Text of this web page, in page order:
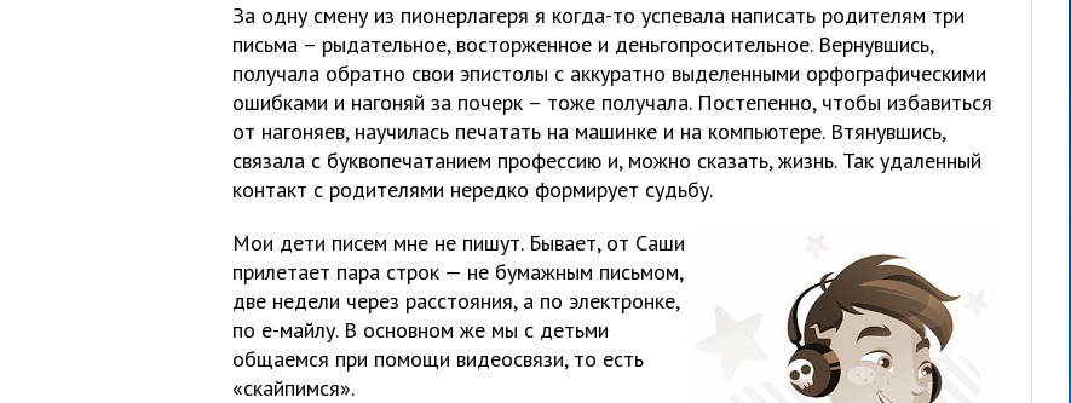
За одну смену из пионерлагеря я когда-то успевала написать родителям три
письма – рыдательное, восторженное и деньгопросительное. Вернувшись,
получала обратно свои эпистолы с аккуратно выделенными орфографическими
ошибками и нагоняй за почерк – тоже получала. Постепенно, чтобы избавиться
от нагоняев, научилась печатать на машинке и на компьютере. Втянувшись,
связала с буквопечатанием профессию и, можно сказать, жизнь. Так удаленный
контакт с родителями нередко формирует судьбу.
Мои дети писем мне не пишут. Бывает, от Саши
прилетает пара строк — не бумажным письмом,
две недели через расстояния, а по электронке,
по е-майлу. В основном же мы с детьми
общаемся при помощи видеосвязи, то есть
«скайпимся».